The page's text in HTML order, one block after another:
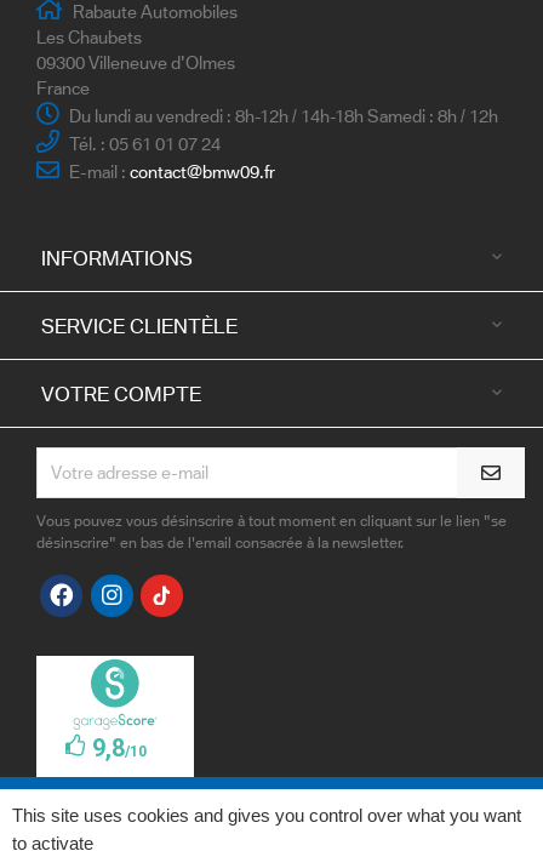
Rabaute Automobiles
Les Chaubets
09300 Villeneuve d'Olmes
France
Du lundi au vendredi : 8h-12h / 14h-18h Samedi : 8h / 12h
Tél. : 05 61 01 07 24
E-mail : contact@bmw09.fr
INFORMATIONS 
SERVICE CLIENTÈLE 
VOTRE COMPTE 
Vous pouvez vous désinscrire à tout moment en cliquant sur le lien "se
désinscrire" en bas de l'email consacrée à la newsletter.
This site uses cookies and gives you control over what you want
to activate